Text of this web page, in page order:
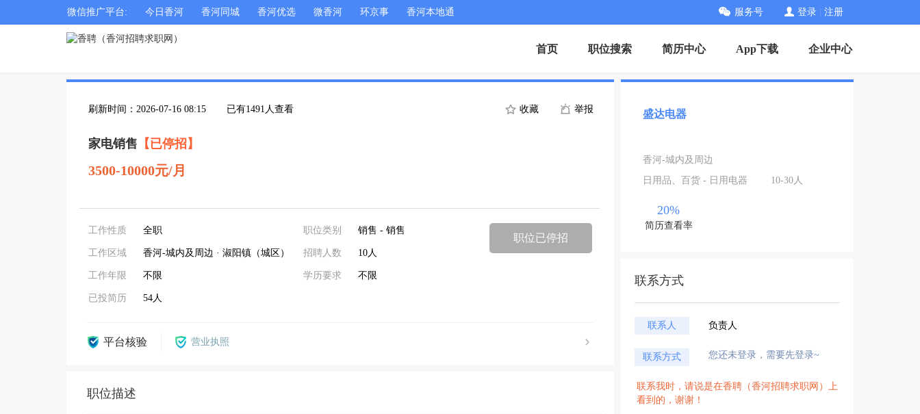
微信推广平台: 今日香河 香河同城 香河优选 微香河 环京事 香河本地通 服务号 登录 注册
首页 职位搜索 简历中心 App下载 企业中心
刷新时间：2026-07-16 08:15 已有1491人查看 收藏 举报
家电销售 【已停招】
3500-10000元/月
工作性质 全职
工作区域 香河-城内及周边 · 淑阳镇（城区）
工作年限 不限
已投简历 54人
职位类别 销售 - 销售
招聘人数 10人
学历要求 不限
职位已停招
平台核验 营业执照
职位描述
盛达电器
香河-城内及周边
日用品、百货 - 日用电器
10-30人
20%
简历查看率
联系方式
联系人 负责人
联系方式 您还未登录，需要先登录~
联系我时，请说是在香聘（香河招聘求职网）上
看到的，谢谢！